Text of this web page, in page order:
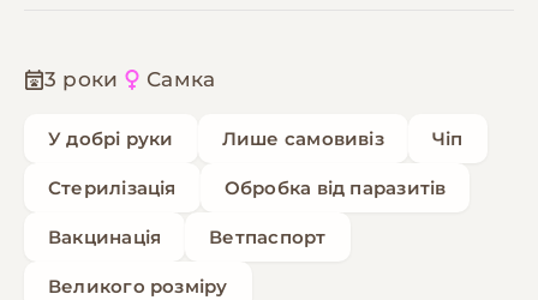
3 роки Самка
У добрі руки Лише самовивіз Чіп
Стерилізація Обробка від паразитів
Вакцинація Ветпаспорт
Великого розміру